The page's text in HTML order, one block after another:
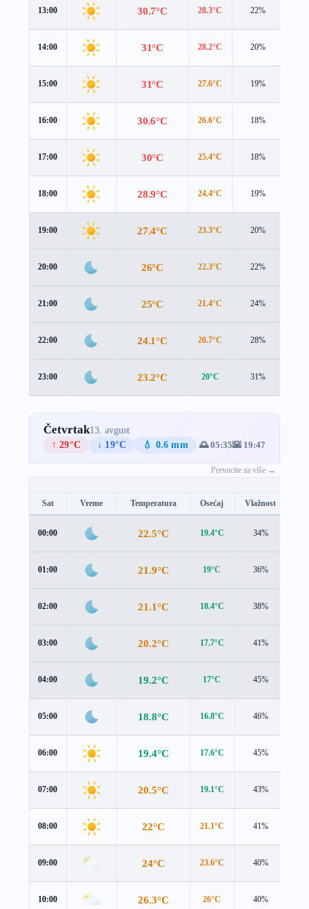
13:00 30.7°C 28.3°C 22%
14:00 31°C 28.2°C 20%
15:00 31°C 27.6°C 19%
16:00 30.6°C 26.6°C 18%
17:00 30°C 25.4°C 18%
18:00 28.9°C 24.4°C 19%
19:00 27.4°C 23.3°C 20%
20:00 26°C 22.3°C 22%
21:00 25°C 21.4°C 24%
22:00 24.1°C 20.7°C 28%
23:00 23.2°C 20°C 31%
Četvrtak13. avgust
↑ 29°C
↓ 19°C 💧 0.6 mm 🌅 05:35🌇 19:47
Prevucite za više →
Sat Vreme Temperatura Osećaj Vlažnost
00:00 22.5°C 19.4°C 34%
01:00 21.9°C 19°C 36%
02:00 21.1°C 18.4°C 38%
03:00 20.2°C 17.7°C 41%
04:00 19.2°C 17°C 45%
05:00 18.8°C 16.8°C 46%
06:00 19.4°C 17.6°C 45%
07:00 20.5°C 19.1°C 43%
08:00 22°C 21.1°C 41%
09:00 24°C 23.6°C 40%
10:00 26.3°C 26°C 40%